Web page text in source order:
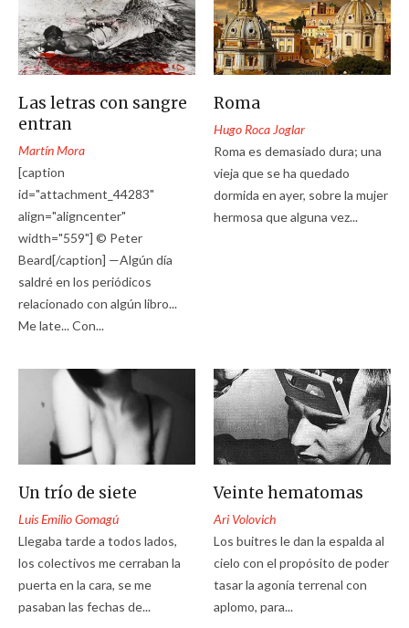
Las letras con sangre
entran
Martín Mora
[caption
id="attachment_44283"
align="aligncenter"
width="559"] © Peter
Beard[/caption] —Algún día
saldré en los periódicos
relacionado con algún libro...
Me late... Con...
Roma
Hugo Roca Joglar
Roma es demasiado dura; una
vieja que se ha quedado
dormida en ayer, sobre la mujer
hermosa que alguna vez...
Un trío de siete
Luis Emilio Gomagú
Llegaba tarde a todos lados,
los colectivos me cerraban la
puerta en la cara, se me
pasaban las fechas de...
Veinte hematomas
Ari Volovich
Los buitres le dan la espalda al
cielo con el propósito de poder
tasar la agonía terrenal con
aplomo, para...